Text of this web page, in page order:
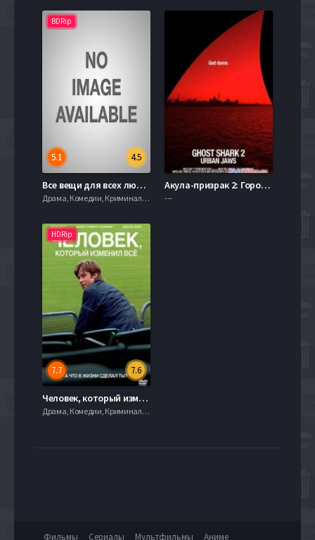
BDRip
4.5
5.1
Все вещи для всех людей (2013)
Драма, Комедии, Криминал, serial.mob
Акула-призрак 2: Городские челюсти (2014)
---
HDRip
7.6
7.7
Человек, который изменил всё (2011)
Драма, Комедии, Криминал, serial.mob
Фильмы Сериалы Мультфильмы Аниме